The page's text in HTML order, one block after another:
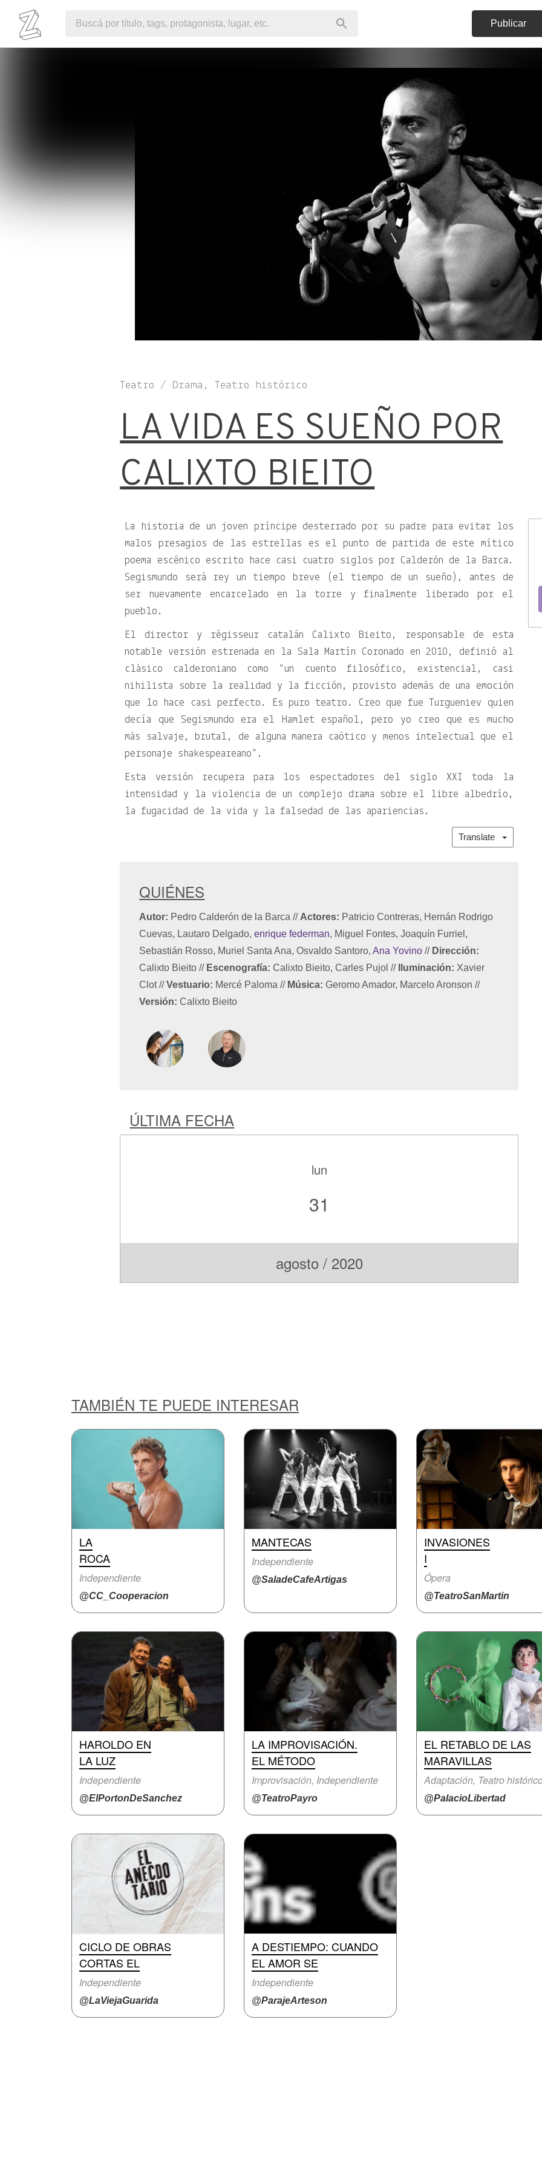
Publicar
Teatro / Drama, Teatro histórico
LA VIDA ES SUEÑO POR
CALIXTO BIEITO
La historia de un joven príncipe desterrado por su padre para evitar los
malos presagios de las estrellas es el punto de partida de este mítico
poema escénico escrito hace casi cuatro siglos por Calderón de la Barca.
Segismundo será rey un tiempo breve (el tiempo de un sueño), antes de
ser nuevamente encarcelado en la torre y finalmente liberado por el
pueblo.
El director y régisseur catalán Calixto Bieito, responsable de esta
notable versión estrenada en la Sala Martín Coronado en 2010, definió al
clásico calderoniano como “un cuento filosófico, existencial, casi
nihilista sobre la realidad y la ficción, provisto además de una emoción
que lo hace casi perfecto. Es puro teatro. Creo que fue Turgueniev quien
decía que Segismundo era el Hamlet español, pero yo creo que es mucho
más salvaje, brutal, de alguna manera caótico y menos intelectual que el
personaje shakespeareano”.
Esta versión recupera para los espectadores del siglo XXI toda la
intensidad y la violencia de un complejo drama sobre el libre albedrío,
la fugacidad de la vida y la falsedad de las apariencias.
Translate
QUIÉNES
Autor: Pedro Calderón de la Barca// Actores: Patricio Contreras, Hernán Rodrigo
Cuevas, Lautaro Delgado,enrique federman, Miguel Fontes, Joaquín Furriel,
Sebastián Rosso, Muriel Santa Ana, Osvaldo Santoro,Ana Yovino // Dirección:
Calixto Bieito// Escenografía: Calixto Bieito, Carles Pujol// Iluminación: Xavier
Clot// Vestuario: Mercé Paloma// Música: Geromo Amador, Marcelo Aronson//
Versión: Calixto Bieito
ÚLTIMA FECHA
lun
31
agosto / 2020
TAMBIÉN TE PUEDE INTERESAR
LA
ROCA
Independiente
@CC_Cooperacion
MANTECAS
Independiente
@SaladeCafeArtigas
INVASIONES
I
Ópera
@TeatroSanMartin
HAROLDO EN
LA LUZ
Independiente
@ElPortonDeSanchez
LA IMPROVISACIÓN.
EL MÉTODO
Improvisación, Independiente
@TeatroPayro
EL RETABLO DE LAS
MARAVILLAS
Adaptación, Teatro
@PalacioLibertad
CICLO DE OBRAS
CORTAS EL
Independiente
@LaViejaGuarida
A DESTIEMPO: CUANDO
EL AMOR SE
Independiente
@ParajeArteson